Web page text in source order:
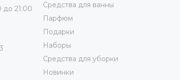
до 21:00
Средства для ванны
Парфюм
Подарки
Наборы
Средства для уборки
Новинки